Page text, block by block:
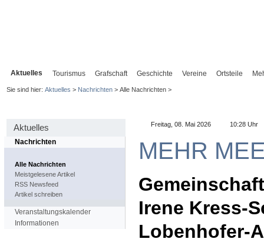
Aktuelles Tourismus Grafschaft Geschichte Vereine Ortsteile
Sie sind hier: Aktuelles > Nachrichten> Alle Nachrichten >
Aktuelles
Nachrichten
Alle Nachrichten
Meistgelesene Artikel
RSS Newsfeed
Artikel schreiben
Veranstaltungskalender
Informationen
Freitag, 08. Mai 2026 10:28 Uhr
MEHR
Irene Kress-
Lobenhofer-